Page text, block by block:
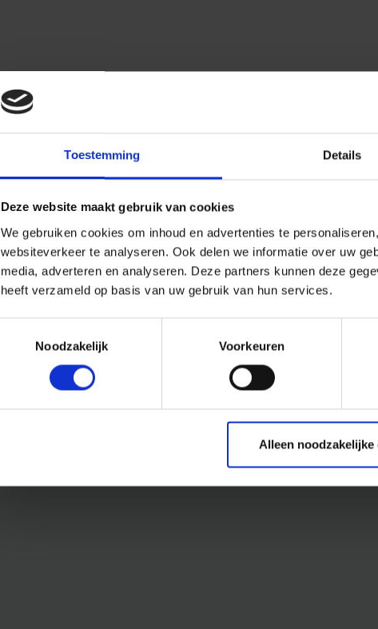
Toestemming Details
Deze website maakt gebruik van cookies
We gebruiken cookies om inhoud en advertenties te
websiteverkeer te analyseren. Ook delen we informatie over uw
media, adverteren en analyseren. Deze partners kunnen deze
heeft verzameld op basis van uw gebruik van hun services.
Noodzakelijk
Voorkeuren
Alleen noodzakelijke